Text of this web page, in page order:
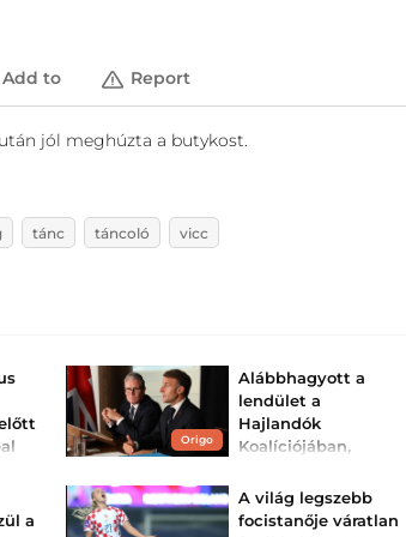
Add to Report
jól meghúzta a butykost.
tánc táncoló vicc
Origo
Alábbhagyott a
lendület a
Hajlandók
Koalíciójában,
válhat Ukrajna
támogatása
a
A világ legszebb
focistanője váratlan